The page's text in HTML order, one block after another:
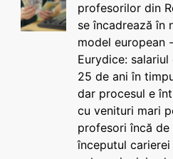
profesorilor din
se încadrează în
model european
Eurydice:
25 de ani în
dar procesul e
cu venituri mari
profesori încă de
începutul carierei